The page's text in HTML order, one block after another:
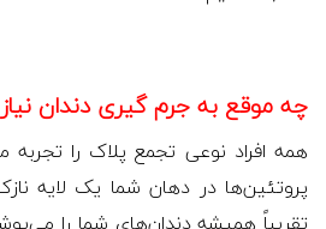
چه موقع به جرم گیری دندان نیاز
همه افراد نوعی تجمع پلاک را تجربه
پروتئین‌ها در دهان شما یک لایه